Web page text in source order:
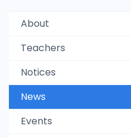
About
Teachers
Notices
News
Events